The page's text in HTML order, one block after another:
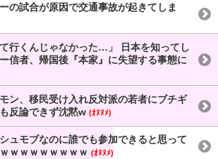
の試合が原因で交通事故が起きてしま
行くんじゃなかった…」 日本を知ってし
信者、帰国後『本家』に失望する事態に
モン、移民受け入れ反対派の若者にブチギ
反論できず沈黙w (ｵﾇﾇﾒ)
ュモブなのに誰でも参加できると思って
ｗｗｗｗｗｗｗｗ (ｵﾇﾇﾒ)